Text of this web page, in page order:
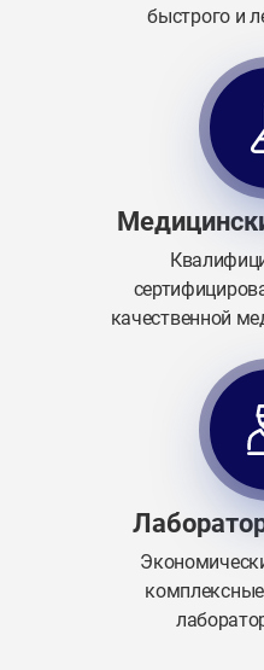
быстрого и
качественной